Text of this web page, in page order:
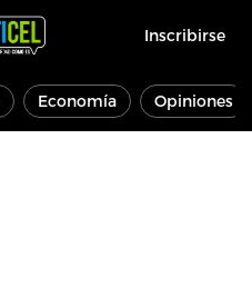
Inscribirse
Economía Opiniones